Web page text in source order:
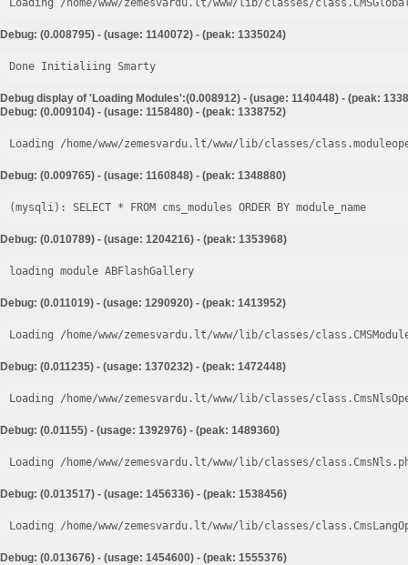
Loading /home/www/zemesvardu.lt/www/lib/classes/
Debug: (0.008795) - (usage: 1140072) - (peak: 1335024)
Done Initialiing Smarty
Debug display of 'Loading Modules':(0.008912) - (usage: 1140448) - (peak:
Debug: (0.009104) - (usage: 1158480) - (peak: 1338752)
Loading /home/www/zemesvardu.lt/www/lib/classes/
Debug: (0.009765) - (usage: 1160848) - (peak: 1348880)
Debug: (0.010789) - (usage: 1204216) - (peak: 1353968)
loading module ABFlashGallery
Debug: (0.011019) - (usage: 1290920) - (peak: 1413952)
Loading /home/www/zemesvardu.lt/www/lib/classes/
Debug: (0.011235) - (usage: 1370232) - (peak: 1472448)
Loading /home/www/zemesvardu.lt/www/lib/classes/
Debug: (0.01155) - (usage: 1392976) - (peak: 1489360)
Loading /home/www/zemesvardu.lt/www/lib/classes/
Debug: (0.013517) - (usage: 1456336) - (peak: 1538456)
Loading /home/www/zemesvardu.lt/www/lib/classes/
Debug: (0.013676) - (usage: 1454600) - (peak: 1555376)